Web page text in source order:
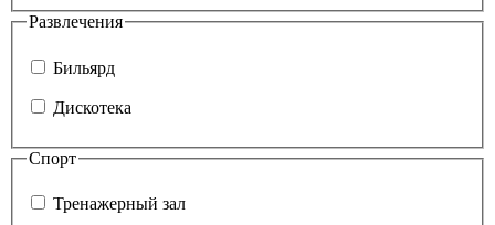
Развлечения
Бильярд
Дискотека
Спорт
Тренажерный зал